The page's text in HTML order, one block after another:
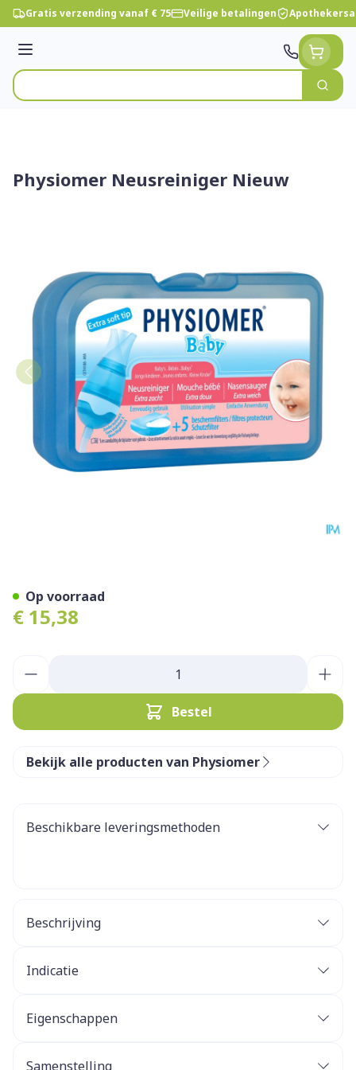
Ga naar de inhoud
Gratis verzending vanaf € 75 Veilige betalingen
Menu
Product, merk, categorie...
Zoek
Physiomer Neusreiniger Nieuw
€ 15,38
Bestel
Op voorraad
Bekijk alle producten van Physiomer
Beschikbare leveringsmethoden
Beschrijving
Indicatie
Eigenschappen
Samenstelling